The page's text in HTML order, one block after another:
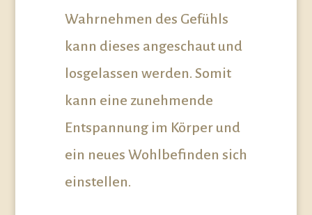
Wahrnehmen des Gefühls
kann dieses angeschaut und
losgelassen werden. Somit
kann eine zunehmende
Entspannung im Körper und
ein neues Wohlbefinden sich
einstellen.